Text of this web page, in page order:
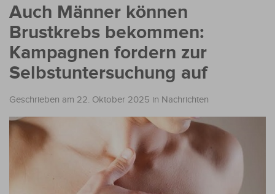
Auch Männer können
Brustkrebs bekommen:
Kampagnen fordern zur
Selbstuntersuchung auf
Geschrieben am 22. Oktober 2025 in Nachrichten